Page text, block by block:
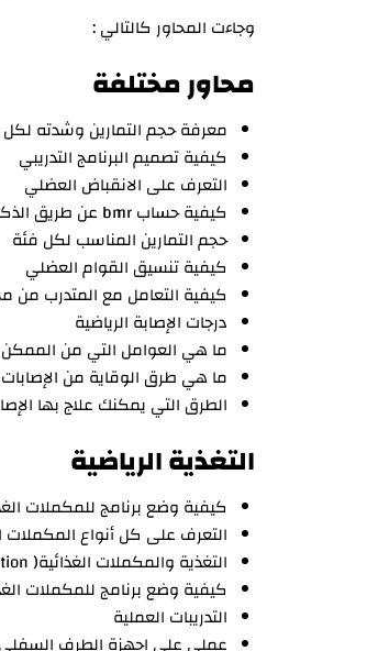
وجاءت المحاور كالتالي :
محاور مختلفة
معرفة حجم التمارين وشدته
كيفية تصميم البرنامج التدريبي
التعرف على الانقباض العضلي
كيفية حساب bmr عن طريق الذكاء الاصطناعي
حجم التمارين المناسب لكل فئة
كيفية تنسيق القوام العضلي
كيفية التعامل مع المتدرب من
درجات الإصابة الرياضية
ما هي العوامل التي من الممكن
ما هي طرق الوقاية من الإصابات
الطرق التي يمكنك علاج بها
التغذية الرياضية
كيفية وضع برنامج للمكملات
التعرف على كل أنواع المكملات
التغذية والمكملات الغذائية( Nutrition )
كيفية وضع برنامج للمكملات
التدريبات العملية
عملي على اجهزة الطرف السفلي